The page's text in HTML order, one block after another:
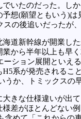
でいたのだった。し
予想(願望ともいう)
スの後追いだったが
海道新幹線が開業し
業から半年以上も早
ーション展開といえる
H5系が発売されるこ
うか、トミックスの
大きな仕様違いが出
様差がほとんどない